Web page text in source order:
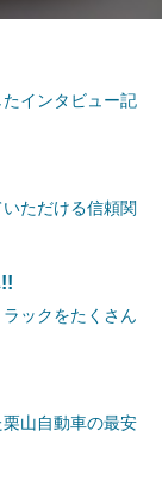
インタビュー記
いただける信頼関
ックをたくさん
山自動車の最安